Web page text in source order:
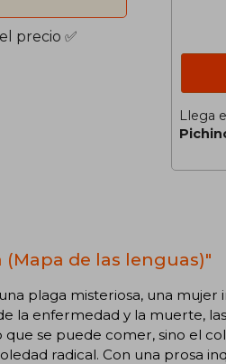
precio ✅
Llega
de las lenguas)"
plaga misteriosa, una
la enfermedad y la muerte,
que se puede comer, sino el
radical. Con una prosa